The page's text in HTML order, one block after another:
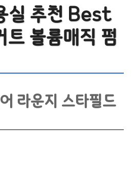
실 추천 Best
트 볼륨매직 펌
라운지 스타필드